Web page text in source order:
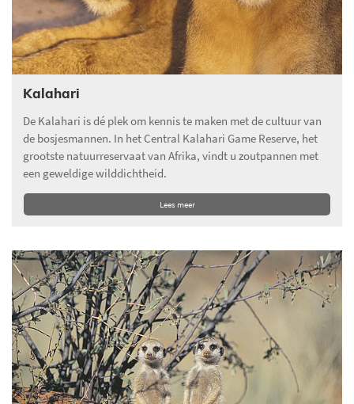
Kalahari
De Kalahari is dé plek om kennis te maken met de cultuur van
de bosjesmannen. In het Central Kalahari Game Reserve, het
grootste natuurreservaat van Afrika, vindt u zoutpannen met
een geweldige wilddichtheid.
Lees meer